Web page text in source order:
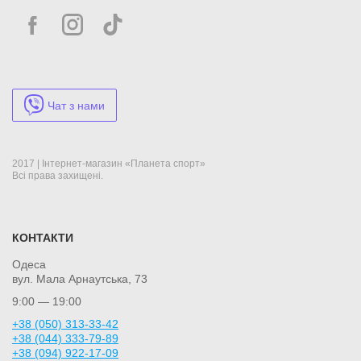
Чат з нами
2017 | Інтернет-магазин «Планета спорт»
Всі права захищені.
КОНТАКТИ
Одеса
вул. Мала Арнаутська, 73
9:00 — 19:00
+38 (050) 313-33-42
+38 (044) 333-79-89
+38 (094) 922-17-09